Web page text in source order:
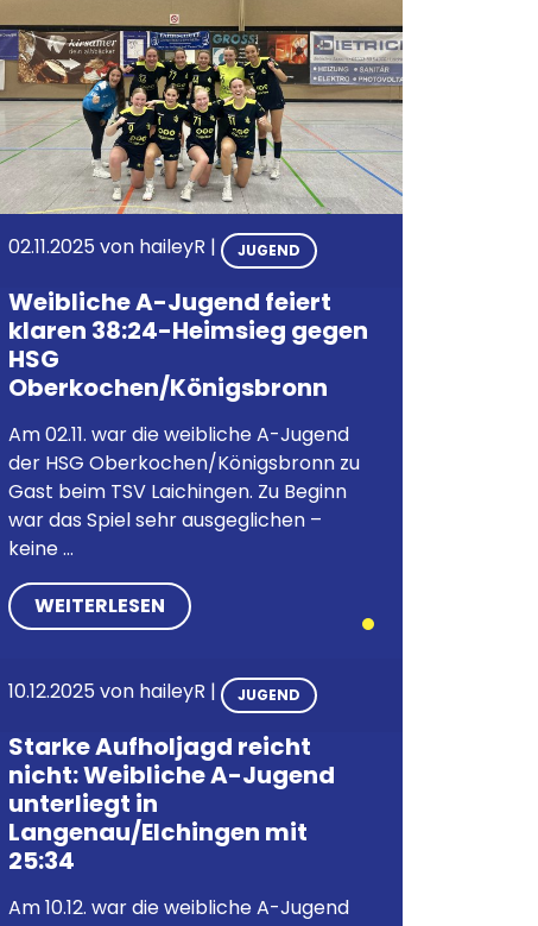
02.11.2025 von haileyR | JUGEND
Weibliche A-Jugend feiert
klaren 38:24-Heimsieg gegen
HSG
Oberkochen/Königsbronn
Am 02.11. war die weibliche A-Jugend
der HSG Oberkochen/Königsbronn zu
Gast beim TSV Laichingen. Zu Beginn
war das Spiel sehr ausgeglichen –
keine ...
WEITERLESEN
10.12.2025 von haileyR | JUGEND
Starke Aufholjagd reicht
nicht: Weibliche A-Jugend
unterliegt in
Langenau/Elchingen mit
25:34
Am 10.12. war die weibliche A-Jugend